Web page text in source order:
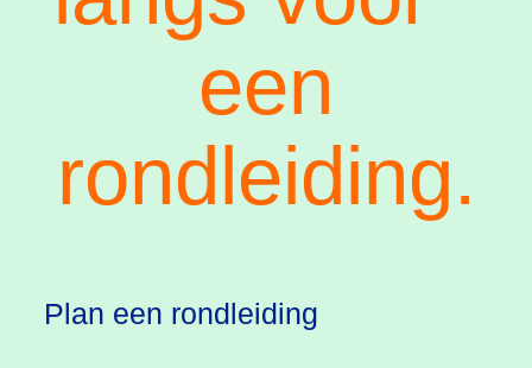
een
rondleiding.
Plan een rondleiding